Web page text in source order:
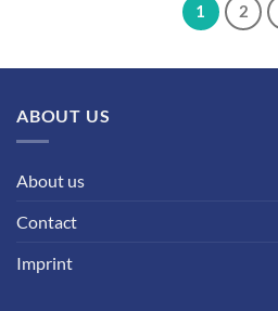
1 2
ABOUT US
About us
Contact
Imprint